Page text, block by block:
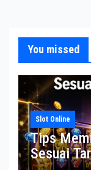
You missed
Slot Online
Tips
Sesuai